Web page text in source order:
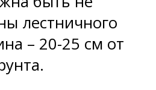
лестничного
– 20-25 см от